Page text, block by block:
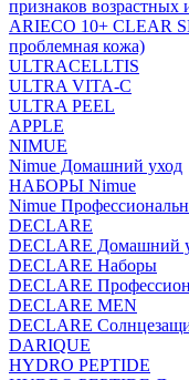
признаков возрастных
ARIECO 10+ CLEAR
проблемная кожа)
ULTRACELLTIS
ULTRA VITA-C
ULTRA PEEL
APPLE
NIMUE
Nimue Домашний уход
НАБОРЫ Nimue
Nimue
DECLARE
DECLARE Домашний
DECLARE Наборы
DECLARE
DECLARE MEN
DECLARE
DARIQUE
HYDRO PEPTIDE